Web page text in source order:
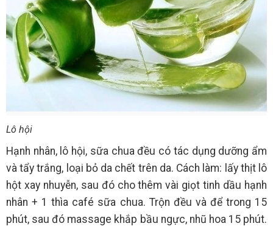
Lô hội
Hạnh nhân, lô hội, sữa chua đều có tác dụng dưỡng ẩm
và tẩy trắng, loại bỏ da chết trên da. Cách làm: lấy thịt lô
hột xay nhuyễn, sau đó cho thêm vài giọt tinh dầu hạnh
nhân + 1 thìa café sữa chua. Trộn đều và để trong 15
phút, sau đó massage khắp bầu ngực, nhũ hoa 15 phút.